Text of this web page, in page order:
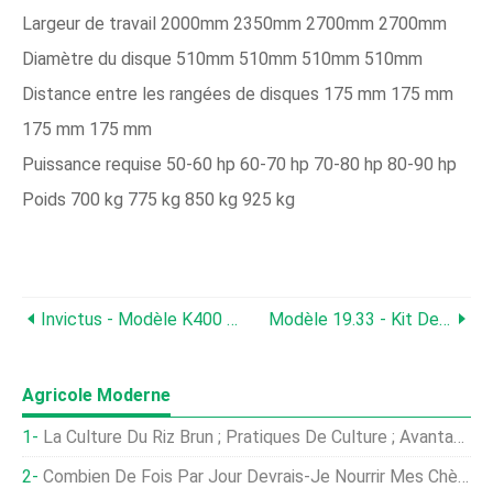
Largeur de travail 2000mm 2350mm 2700mm 2700mm
Diamètre du disque 510mm 510mm 510mm 510mm
Distance entre les rangées de disques 175 mm 175 mm
175 mm 175 mm
Puissance requise 50-60 hp 60-70 hp 70-80 hp 80-90 hp
Poids 700 kg 775 kg 850 kg 925 kg
Invictus - Modèle K400 SDT RS - Tracteurs Modèle 19.33 - Kit De Capteur HUMIDE
Agricole Moderne
La Culture Du Riz Brun ; Pratiques De Culture ; Avantages
Combien De Fois Par Jour Devrais-Je Nourrir Mes Chèvres